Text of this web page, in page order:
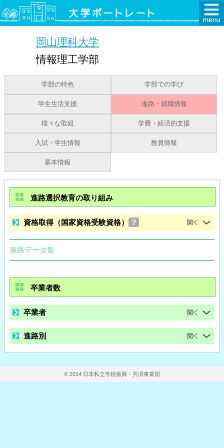
岡山理科大学
情報理工学部
学部の特色 学部での学び
学生生活支援 進路・就職情報
様々な取組 学費・経済的支援
入試・学生情報 教員情報
基本情報
進路選択教育の取り組み
資格取得（国家資格受験資格） ？
進路データ集
卒業者数
卒業者
進路別
© 2014 日本私立学校振興・共済事業団